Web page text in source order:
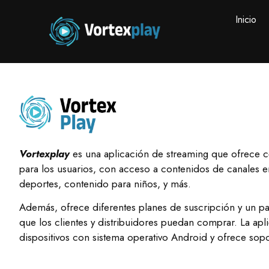
Inicio
Vortexplay es una aplicación de streaming que ofrece
para los usuarios, con acceso a contenidos de canales
deportes, contenido para niños, y más.
Además, ofrece diferentes planes de suscripción y un
que los clientes y distribuidores puedan comprar. La
dispositivos con sistema operativo Android y ofrece